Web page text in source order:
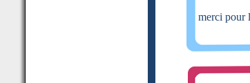
merci pour